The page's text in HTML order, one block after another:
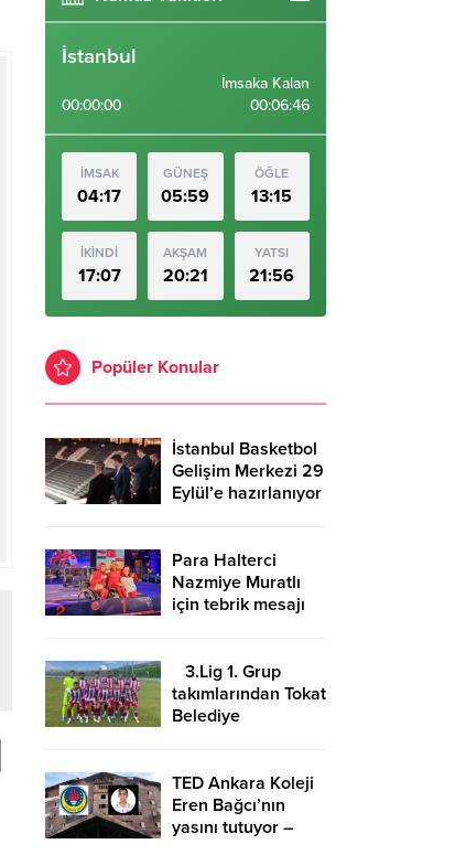
İstanbul
00:00:00
İmsaka Kalan
00:06:45
İMSAK
04:17
GÜNEŞ
05:59
ÖĞLE
13:15
İKİNDİ
17:07
AKŞAM
20:21
YATSI
21:56
Popüler Konular
İstanbul Basketbol
Gelişim Merkezi 29
Eylül’e hazırlanıyor
Para Halterci
Nazmiye Muratlı
için tebrik mesajı
3.Lig 1. Grup
takımlarından Tokat
Belediye
evinde ağırlayacak
TED Ankara Koleji
Eren Bağcı’nın
yasını tutuyor –